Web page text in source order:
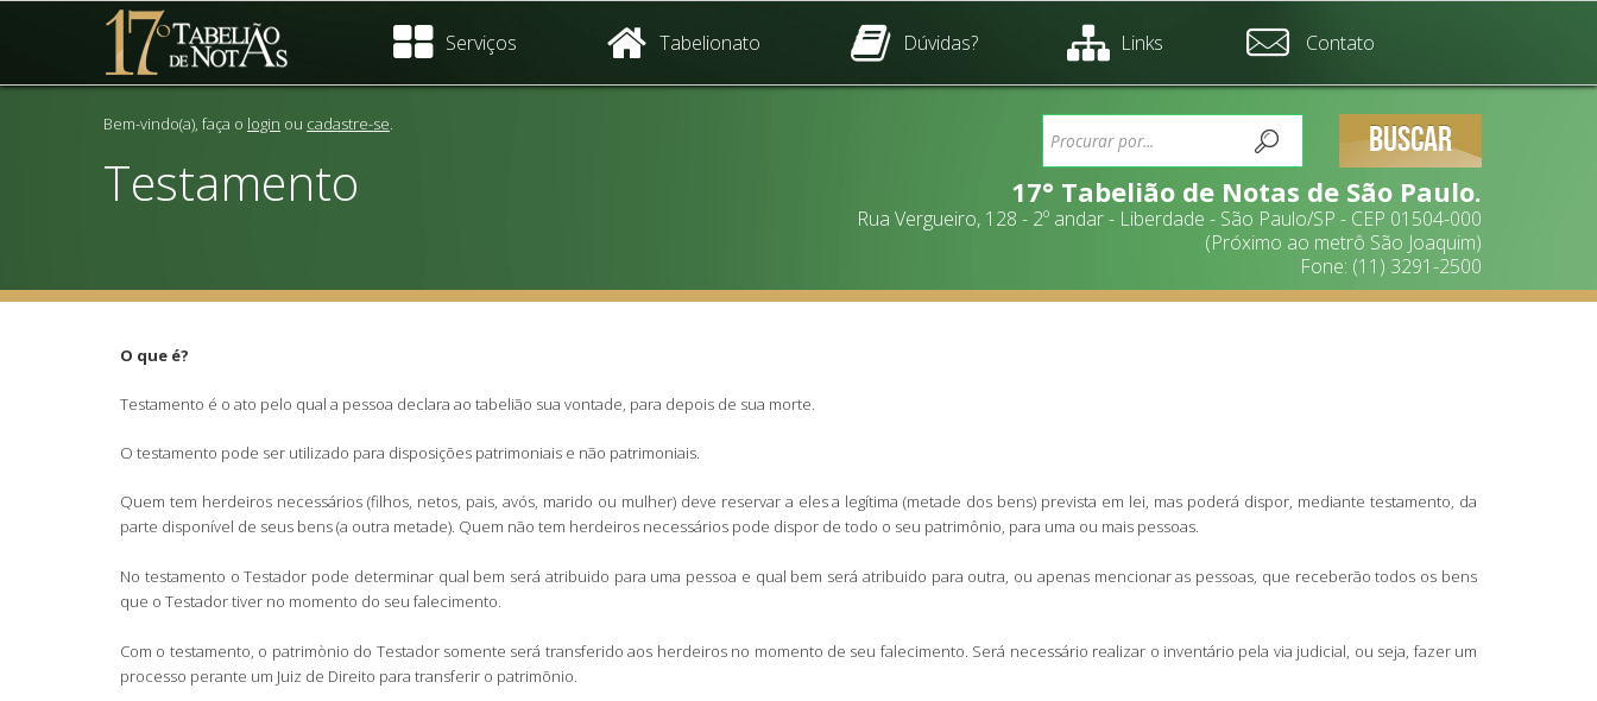
Serviços Tabelionato Dúvidas? Links Contato
BUSCAR
17° Tabelião de Notas de São Paulo.
Rua Vergueiro, 128 - 2º andar - Liberdade - São Paulo/SP - CEP 01504-000
(Próximo ao metrô São Joaquim)
Fone: (11) 3291-2500
Bem-vindo(a), faça o login ou cadastre-se.
Testamento
O que é?
Testamento é o ato pelo qual a pessoa declara ao tabelião sua vontade, para depois de sua morte.
O testamento pode ser utilizado para disposições patrimoniais e não patrimoniais.
Quem tem herdeiros necessários (filhos, netos, pais, avós, marido ou mulher) deve reservar a eles a legítima (metade dos bens) prevista em lei, mas poderá dispor, mediante testamento, da
parte disponível de seus bens (a outra metade). Quem não tem herdeiros necessários pode dispor de todo o seu patrimônio, para uma ou mais pessoas.
No testamento o Testador pode determinar qual bem será atribuido para uma pessoa e qual bem será atribuido para outra, ou apenas mencionar as pessoas, que receberão todos os bens
que o Testador tiver no momento do seu falecimento.
Com o testamento, o patrimònio do Testador somente será transferido aos herdeiros no momento de seu falecimento. Será necessário realizar o inventário pela via judicial, ou seja, fazer um
processo perante um Juiz de Direito para transferir o patrimõnio.